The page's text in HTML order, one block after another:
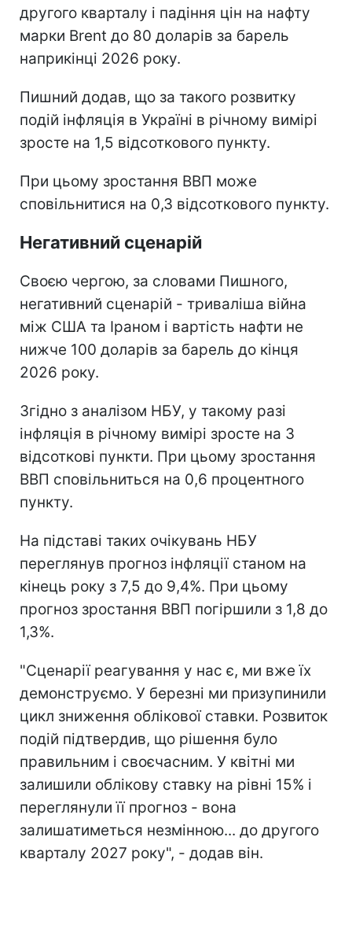
другого кварталу і падіння цін на нафту
марки Brent до 80 доларів за барель
наприкінці 2026 року.
Пишний додав, що за такого розвитку
подій інфляція в Україні в річному вимірі
зросте на 1,5 відсоткового пункту.
При цьому зростання ВВП може
сповільнитися на 0,3 відсоткового пункту.
Негативний сценарій
Своєю чергою, за словами Пишного,
негативний сценарій - триваліша війна
між США та Іраном і вартість нафти не
нижче 100 доларів за барель до кінця
2026 року.
Згідно з аналізом НБУ, у такому разі
інфляція в річному вимірі зросте на 3
відсоткові пункти. При цьому зростання
ВВП сповільниться на 0,6 процентного
пункту.
На підставі таких очікувань НБУ
переглянув прогноз інфляції станом на
кінець року з 7,5 до 9,4%. При цьому
прогноз зростання ВВП погіршили з 1,8 до
1,3%.
"Сценарії реагування у нас є, ми вже їх
демонструємо. У березні ми призупинили
цикл зниження облікової ставки. Розвиток
подій підтвердив, що рішення було
правильним і своєчасним. У квітні ми
залишили облікову ставку на рівні 15% і
переглянули її прогноз - вона
залишатиметься незмінною... до другого
кварталу 2027 року", - додав він.